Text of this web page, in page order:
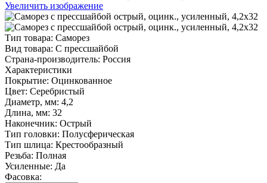
Увеличить изображение
Тип товара: Саморез
Вид товара: С прессшайбой
Страна-производитель: Россия
Характеристики
Покрытие: Оцинкованное
Цвет: Серебристый
Диаметр, мм: 4,2
Длина, мм: 32
Наконечник: Острый
Тип головки: Полусферическая
Тип шлица: Крестообразный
Резьба: Полная
Усиленные: Да
Фасовка: